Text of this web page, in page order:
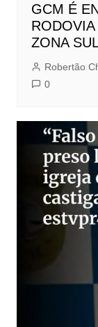
GCM É
ZONA
Robertão
0